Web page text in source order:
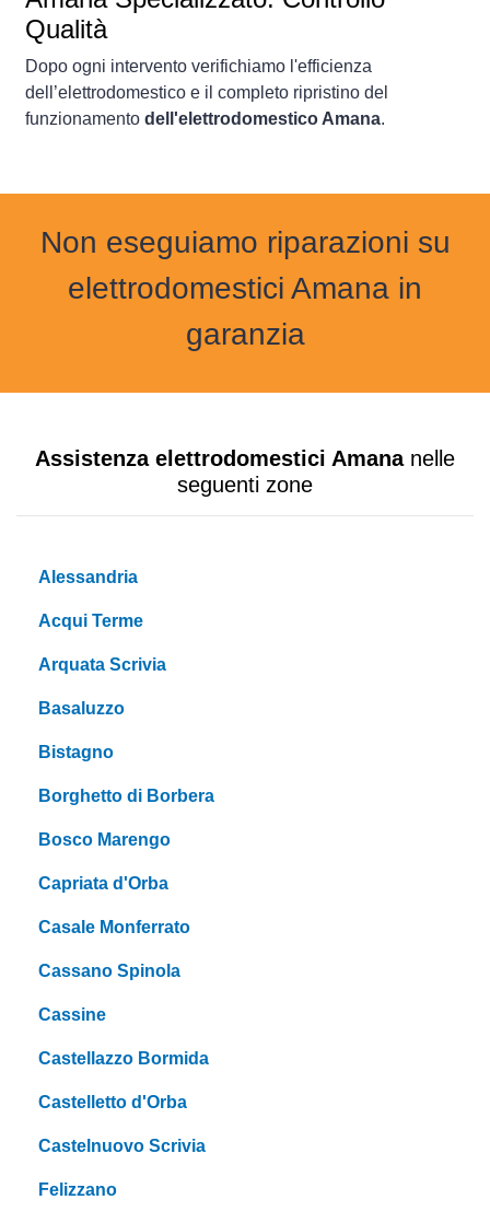
Qualità
Dopo ogni intervento verifichiamo l'efficienza
dell’elettrodomestico e il completo ripristino del
funzionamento dell'elettrodomestico Amana.
Non eseguiamo riparazioni su
elettrodomestici Amana in
garanzia
Assistenza elettrodomestici Amananelle
seguenti zone
Alessandria
Acqui Terme
Arquata Scrivia
Basaluzzo
Bistagno
Borghetto di Borbera
Bosco Marengo
Capriata d'Orba
Casale Monferrato
Cassano Spinola
Cassine
Castellazzo Bormida
Castelletto d'Orba
Castelnuovo Scrivia
Felizzano